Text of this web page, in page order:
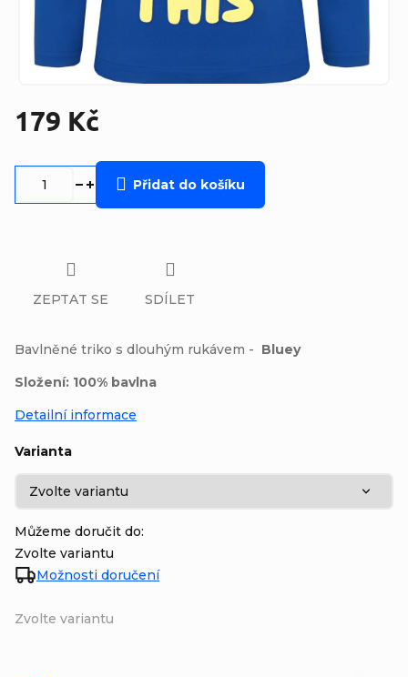
179 Kč
Zvolte variantu
Varianta
Můžeme doručit do:
Zvolte variantu
Možnosti doručení
Přidat do košíku
Bavlněné triko s dlouhým rukávem - Bluey
Složení: 100% bavlna
Detailní informace
ZEPTAT SE SDÍLET